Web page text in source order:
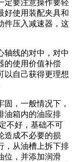
定要注意操作要轻
好使用装配夹具和
件压入减速器，这
线的对中，对中
的使用价值补偿
以自己获得更理想
，一般情况下，
油箱内的油应排
不好，基础不可
造成不必要的损
，从油槽上拆下排
位，并添加润滑